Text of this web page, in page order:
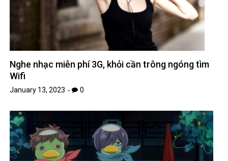
Nghe nhạc miễn phí 3G, khỏi cần trông ngóng tìm
Wifi
January 13, 2023 0